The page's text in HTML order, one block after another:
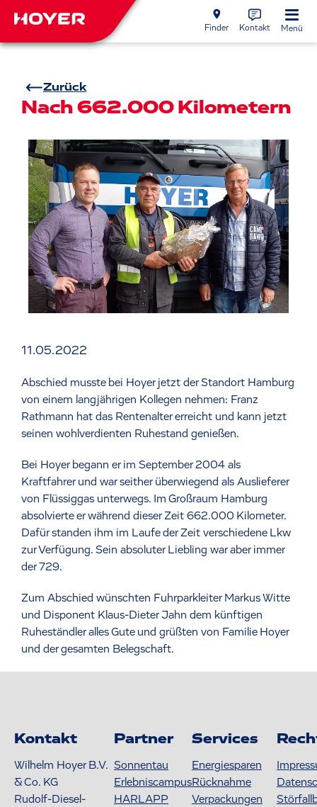
Finder Kontakt Menü
Zurück
Nach 662.000 Kilometern
11.05.2022
Abschied musste bei Hoyer jetzt der Standort Hamburg
von einem langjährigen Kollegen nehmen: Franz
Rathmann hat das Rentenalter erreicht und kann jetzt
seinen wohlverdienten Ruhestand genießen.
Bei Hoyer begann er im September 2004 als
Kraftfahrer und war seither überwiegend als Auslieferer
von Flüssiggas unterwegs. Im Großraum Hamburg
absolvierte er während dieser Zeit 662.000 Kilometer.
Dafür standen ihm im Laufe der Zeit verschiedene Lkw
zur Verfügung. Sein absoluter Liebling war aber immer
der 729.
Zum Abschied wünschten Fuhrparkleiter Markus Witte
und Disponent Klaus-Dieter Jahn dem künftigen
Ruheständler alles Gute und grüßten von Familie Hoyer
und der gesamten Belegschaft.
Kontakt
Wilhelm Hoyer B.V.
& Co. KG
Rudolf-Diesel-
Partner
Sonnentau
Erlebniscampus
HARLAPP
Services
Energiesparen
Rücknahme
Verpackungen